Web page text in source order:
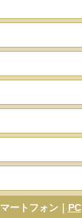
ートフォン｜ PC